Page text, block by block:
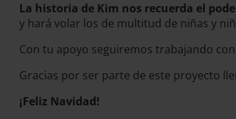
La historia de Kim nos recuerda el
y hará volar los de multitud de niñas y
Con tu apoyo seguiremos trabajando
Gracias por ser parte de este proyecto
¡Feliz Navidad!